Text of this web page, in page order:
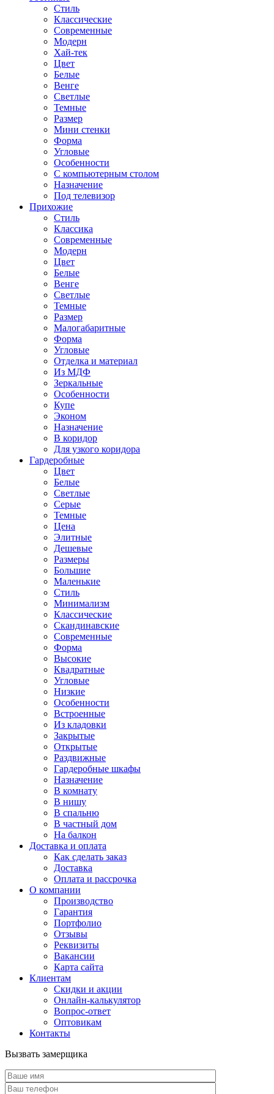
Стиль
Классические
Современные
Модерн
Хай-тек
Цвет
Белые
Венге
Светлые
Темные
Размер
Мини стенки
Форма
Угловые
Особенности
С компьютерным столом
Назначение
Под телевизор
Прихожие
Стиль
Классика
Современные
Модерн
Цвет
Белые
Венге
Светлые
Темные
Размер
Малогабаритные
Форма
Угловые
Отделка и материал
Из МДФ
Зеркальные
Особенности
Купе
Эконом
Назначение
В коридор
Для узкого коридора
Гардеробные
Цвет
Белые
Светлые
Серые
Темные
Цена
Элитные
Дешевые
Размеры
Большие
Маленькие
Стиль
Минимализм
Классические
Скандинавские
Современные
Форма
Высокие
Квадратные
Угловые
Низкие
Особенности
Встроенные
Из кладовки
Закрытые
Открытые
Раздвижные
Гардеробные шкафы
Назначение
В комнату
В нишу
В спальню
В частный дом
На балкон
Доставка и оплата
Как сделать заказ
Доставка
Оплата и рассрочка
О компании
Производство
Гарантия
Портфолио
Отзывы
Реквизиты
Вакансии
Карта сайта
Клиентам
Скидки и акции
Онлайн-калькулятор
Вопрос-ответ
Оптовикам
Контакты
Вызвать замерщика